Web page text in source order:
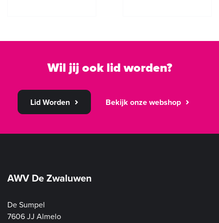
Wil jij ook lid worden?
Lid Worden Bekijk onze webshop
AWV De Zwaluwen
De Sumpel
7606 JJ Almelo